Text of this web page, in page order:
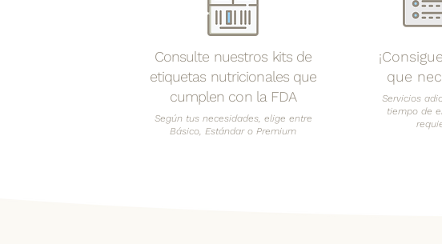
Consulte nuestros kits de
etiquetas nutricionales que
cumplen con la FDA
Según tus necesidades, elige entre
Básico, Estándar o Premium
que
Servicios
tiempo de